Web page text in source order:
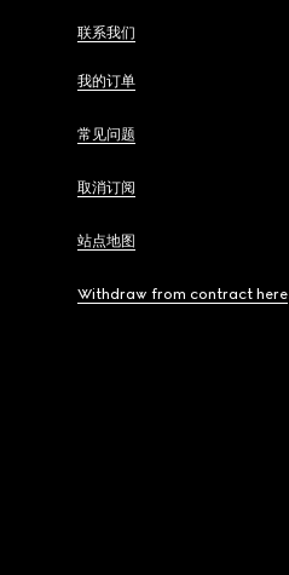
联系我们
我的订单
常见问题
取消订阅
站点地图
Withdraw from contract here